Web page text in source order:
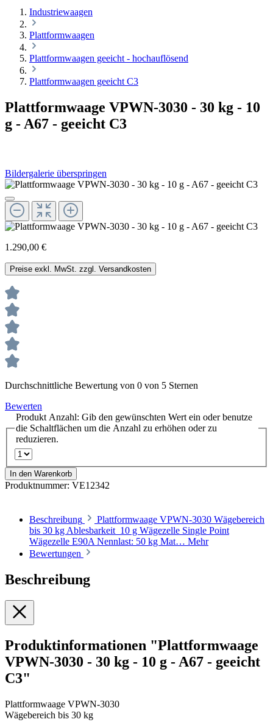
Industriewaagen
Plattformwaagen
Plattformwaagen geeicht - hochauflösend
Plattformwaagen geeicht C3
Plattformwaage VPWN-3030 - 30 kg - 10
g - A67 - geeicht C3
Bildergalerie überspringen
1.290,00 €
Preise exkl. MwSt. zzgl. Versandkosten
Durchschnittliche Bewertung von 0 von 5 Sternen
Bewerten
Produkt Anzahl: Gib den gewünschten Wert ein oder benutze
die Schaltflächen um die Anzahl zu erhöhen oder zu
reduzieren.
In den Warenkorb
Produktnummer: VE12342
Beschreibung
Plattformwaage VPWN-3030 Wägebereich
bis 30 kg Ablesbarkeit 10 g Wägezelle Single Point
Wägezelle E90A Nennlast: 50 kg Mat… Mehr
Bewertungen
Beschreibung
Produktinformationen "Plattformwaage
VPWN-3030 - 30 kg - 10 g - A67 - geeicht
C3"
Plattformwaage VPWN-3030
Wägebereich bis 30 kg